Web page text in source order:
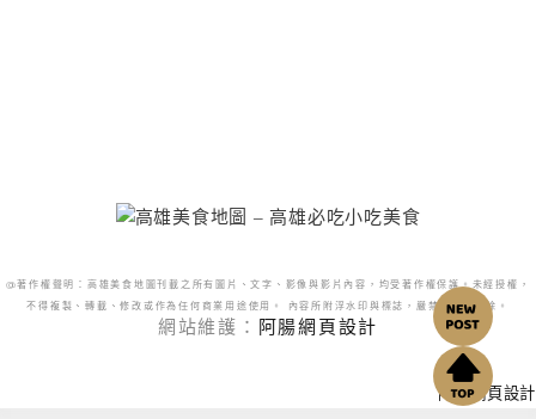
@著作權聲明：高雄美食地圖刊載之所有圖片、文字、影像與影片內容，均受著作權保護。未經授權，
不得複製、轉載、修改或作為任何商業用途使用。 內容所附浮水印與標誌，嚴禁更改或移除。
網站維護： 阿腸網頁設計
阿腸網頁設計